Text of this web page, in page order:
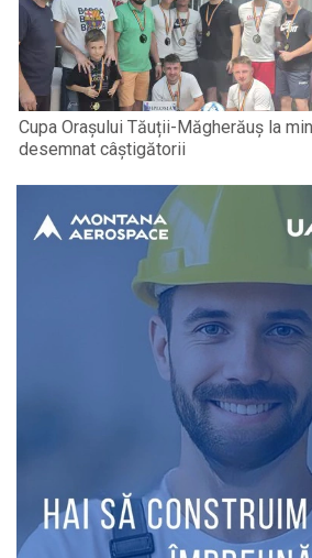
Cupa Orașului Tăuții-Măgherăuș la
desemnat câștigătorii